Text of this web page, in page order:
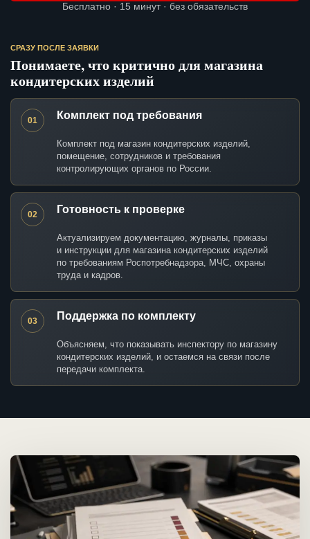
Бесплатно · 15 минут · без обязательств
СРАЗУ ПОСЛЕ ЗАЯВКИ
Понимаете, что критично для магазина
кондитерских изделий
01 Комплект под требования
Комплект под магазин кондитерских изделий,
помещение, сотрудников и требования
контролирующих органов по России.
02 Готовность к проверке
Актуализируем документацию, журналы, приказы
и инструкции для магазина кондитерских изделий
по требованиям Роспотребнадзора, МЧС, охраны
труда и кадров.
03 Поддержка по комплекту
Объясняем, что показывать инспектору по магазину
кондитерских изделий, и остаемся на связи после
передачи комплекта.